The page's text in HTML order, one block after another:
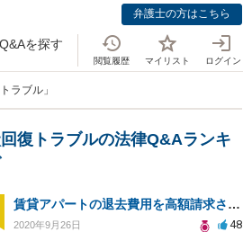
弁護士の方はこちら
を探す
閲覧履歴 マイリスト ログイン
ラブル」
復トラブルの法律Q&Aランキ
賃貸アパートの退去費用を高額請求されました
2020年9月26日 48